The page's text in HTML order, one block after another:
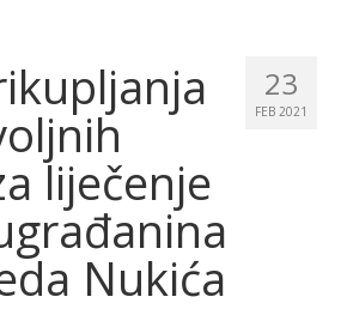
i manifestacije
efikasnosti u stambenom
23
FEB 2021
liječenje
Nukića